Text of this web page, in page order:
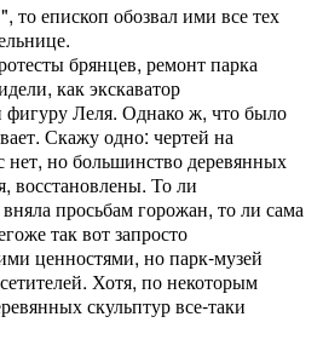
то епископ обозвал ими все тех
брянцев, ремонт парка
как экскаватор
фигуру Леля. Однако ж, что было
Скажу одно: чертей на
нет, но большинство деревянных
восстановлены. То ли
просьбам горожан, то ли сама
так вот запросто
ценностями, но парк-музей
Хотя, по некоторым
скульптур все-таки